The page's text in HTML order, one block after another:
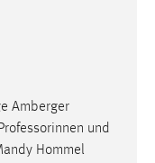
Amberger
und
Hommel